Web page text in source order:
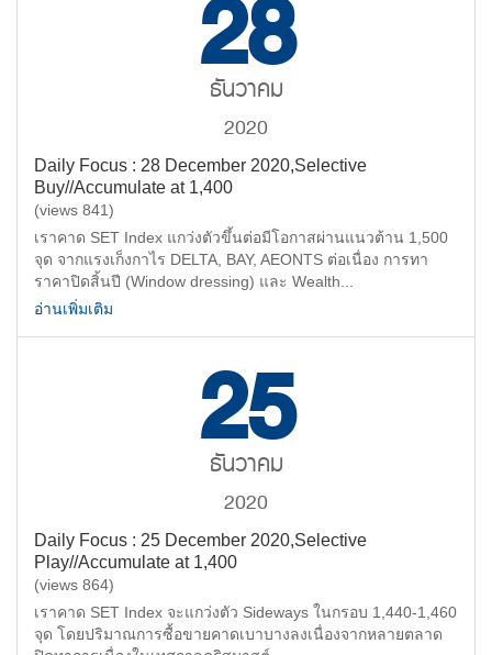
28
ธันวาคม
2020
Daily Focus : 28 December 2020,Selective
Buy//Accumulate at 1,400
(views 841)
เราคาด SET Index แกว่งตัวขึ้นต่อมีโอกาสผ่านแนวต้าน 1,500
จุด จากแรงเก็งกาไร DELTA, BAY, AEONTS ต่อเนื่อง การทา
ราคาปิดสิ้นปี (Window dressing) และ Wealth...
อ่านเพิ่มเติม
25
ธันวาคม
2020
Daily Focus : 25 December 2020,Selective
Play//Accumulate at 1,400
(views 864)
เราคาด SET Index จะแกว่งตัว Sideways ในกรอบ 1,440-1,460
จุด โดยปริมาณการซื้อขายคาดเบาบางลงเนื่องจากหลายตลาด